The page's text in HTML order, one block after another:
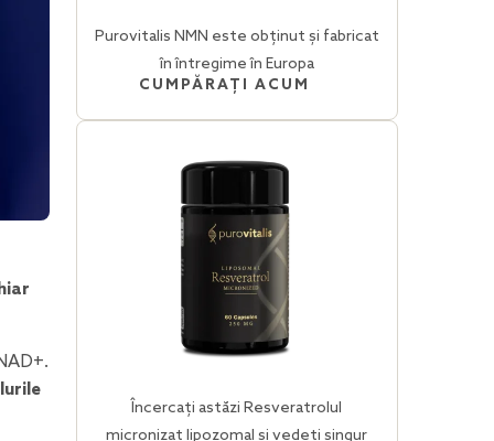
Purovitalis NMN este obținut și fabricat
în întregime în Europa
CUMPĂRAȚI ACUM
Încercați astăzi Resveratrolul
micronizat lipozomal și vedeți singur